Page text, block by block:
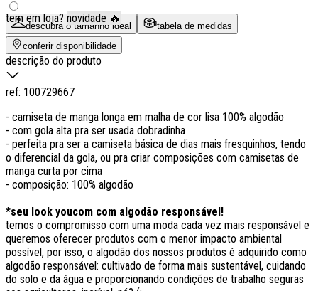
descubra o tamanho ideal tabela de medidas
tem em loja? novidade 🔥
conferir disponibilidade
descrição do produto
ref: 100729667
- camiseta de manga longa em malha de cor lisa 100% algodão
- com gola alta pra ser usada dobradinha
- perfeita pra ser a camiseta básica de dias mais fresquinhos, tendo
o diferencial da gola, ou pra criar composições com camisetas de
manga curta por cima
- composição: 100% algodão
*seu look youcom com algodão responsável!
temos o compromisso com uma moda cada vez mais responsável e
queremos oferecer produtos com o menor impacto ambiental
possível, por isso, o algodão dos nossos produtos é adquirido como
algodão responsável: cultivado de forma mais sustentável, cuidando
do solo e da água e proporcionando condições de trabalho seguras